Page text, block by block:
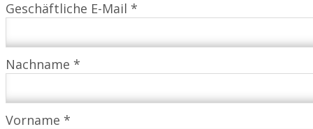
Geschäftliche E-Mail *
Nachname *
Vorname *